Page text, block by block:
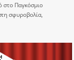
στο Παγκόσμιο
σφυροβολία,